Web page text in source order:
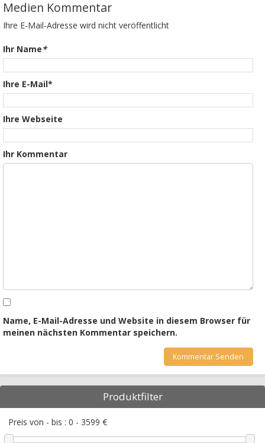
Medien Kommentar
Ihre E-Mail-Adresse wird nicht veröffentlicht
Ihr Name*
Ihre E-Mail*
Ihre Webseite
Ihr Kommentar
Name, E-Mail-Adresse und Website in diesem Browser für
meinen nächsten Kommentar speichern.
Produktfilter
Preis von - bis : 0 - 3599 €